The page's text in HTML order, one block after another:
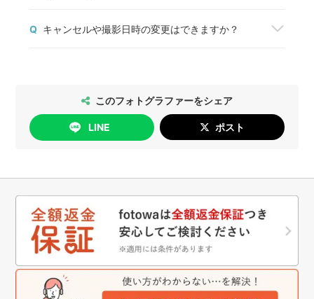
予約前に質問や相談しておきたいことがある場合
は、「質問する」ボタンからフォトグラファーと1
方に必ずご確認をお願いします。
Q キャンセルや撮影日時の変更はできますか？
[日時変更]
無料で行っていただけます。
[キャンセル]
このフォトグラファーをシェア
LINE ポスト